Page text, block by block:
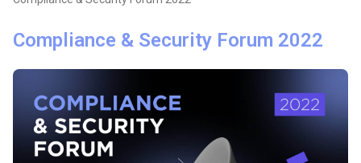
Compliance & Security Forum 2022